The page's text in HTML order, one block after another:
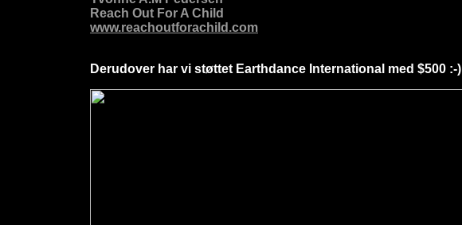
Reach Out For A Child
www.reachoutforachild.com
Derudover har vi støttet Earthdance International med $500 :-)